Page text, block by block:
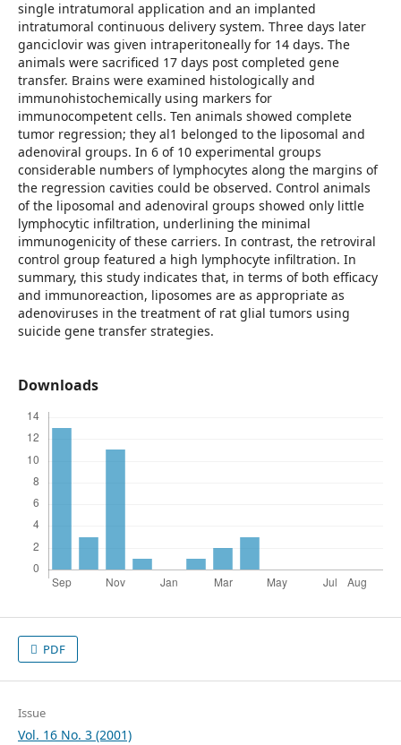
single intratumoral application and an implanted
intratumoral continuous delivery system. Three days later
ganciclovir was given intraperitoneally for 14 days. The
animals were sacrificed 17 days post completed gene
transfer. Brains were examined histologically and
immunohistochemically using markers for
immunocompetent cells. Ten animals showed complete
tumor regression; they al1 belonged to the liposomal and
adenoviral groups. In 6 of 10 experimental groups
considerable numbers of lymphocytes along the margins of
the regression cavities could be observed. Control animals
of the liposomal and adenoviral groups showed only little
lymphocytic infiltration, underlining the minimal
immunogenicity of these carriers. In contrast, the retroviral
control group featured a high lymphocyte infiltration. In
summary, this study indicates that, in terms of both efficacy
and immunoreaction, liposomes are as appropriate as
adenoviruses in the treatment of rat glial tumors using
suicide gene transfer strategies.
Downloads
PDF
Issue
Vol. 16 No. 3 (2001)